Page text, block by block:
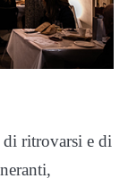
ritrovarsi e di